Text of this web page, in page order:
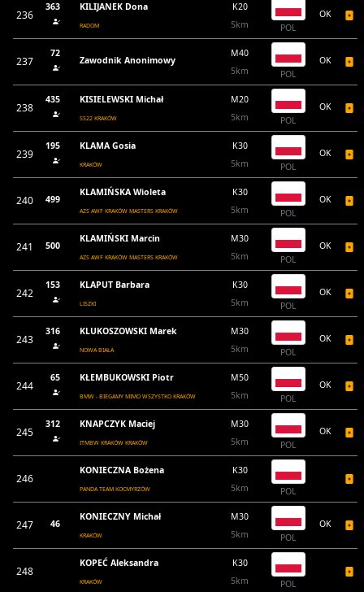
236
363 KILIJANEK Dona
RADOM
K20
5km
POL
OK
237
72
Zawodnik Anonimowy
M40
5km
POL
OK
238
435 KISIELEWSKI Michał
SS22 KRAKÓW
M20
5km
POL
OK
239
195 KLAMA Gosia
KRAKÓW
K30
5km
POL
OK
240 499
KLAMIŃSKA Wioleta
AZS AWF KRAKÓW MASTERS KRAKÓW
K30
5km
POL
OK
241 500
KLAMIŃSKI Marcin
AZS AWF KRAKÓW MASTERS KRAKÓW
M30
5km
POL
OK
242
153 KLAPUT Barbara
LISZKI
K30
5km
POL
OK
243
316 KLUKOSZOWSKI Marek
NOWA BIAŁA
M30
5km
POL
OK
244
65 KŁEMBUKOWSKI Piotr
BMW - BIEGAMY MIMO WSZYSTKO KRAKÓW
M50
5km
POL
OK
245
312 KNAPCZYK Maciej
ITMBW KRAKÓW KRAKÓW
M30
5km
POL
OK
246
KONIECZNA Bożena
PANDA TEAM KOCMYRZÓW
K30
5km
POL
247 46
KONIECZNY Michał
KRAKÓW
M30
5km
POL
OK
248
KOPEĆ Aleksandra
KRAKÓW
K30
5km
POL